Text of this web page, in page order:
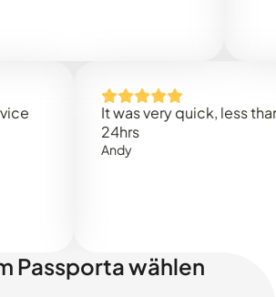
It was very quick, less than
Passporta wählen